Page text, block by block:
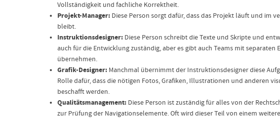
Vollständigkeit und fachliche Korrektheit.
Projekt-Manager: Diese Person sorgt dafür, dass das Projekt läuft und im
bleibt.
Instruktionsdesigner: Diese Person schreibt die Texte und Skripte und
auch für die Entwicklung zuständig, aber es gibt auch Teams mit separaten
übernehmen.
Grafik-Designer: Manchmal übernimmt der Instruktionsdesigner diese
Rolle dafür, dass die nötigen Fotos, Grafiken, Illustrationen und anderen
beschafft werden.
Qualitätsmanagement: Diese Person ist zuständig für alles von der
zur Prüfung der Navigationselemente. Oft wird dieser Teil von einem